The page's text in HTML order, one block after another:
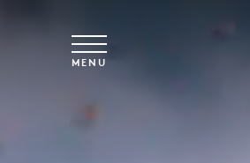
MENU